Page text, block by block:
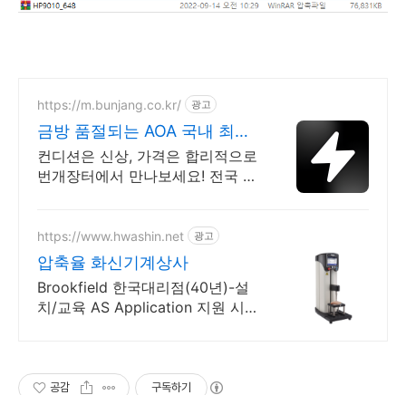
https://m.bunjang.co.kr/ 광고
금방 품절되는 AOA 국내 최대
브랜드 중고거래
컨디션은 신상, 가격은 합리적으로
번개장터에서 만나보세요! 전국 각
로드
https://www.hwashin.net 광고
압축율 화신기계상사
Brookfield 한국대리점(40년)-설
치/교육 AS Application 지원 시료
공감 구독하기